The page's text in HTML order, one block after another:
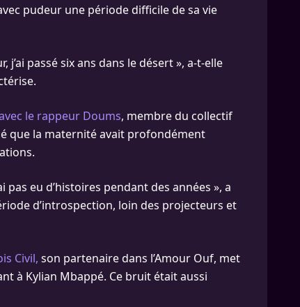
pudeur une période difficile de sa vie
passé six ans dans le désert », a-t-elle
le rappeur Doums, membre du collectif
que la maternité avait profondément
pas eu d’histoires pendant des années », a
d’introspection, loin des projecteurs et
Civil, son partenaire dans l’Amour Ouf, met
à Kylian Mbappé. Ce bruit était aussi